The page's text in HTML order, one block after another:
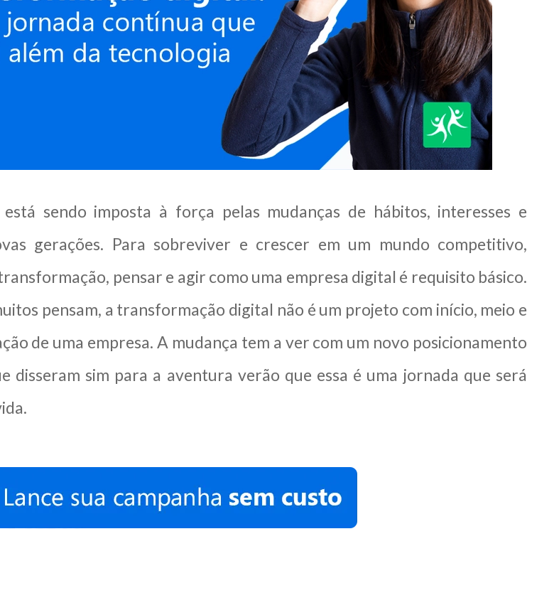
sendo imposta à força pelas mudanças de hábitos, interesses e
gerações. Para sobreviver e crescer em um mundo competitivo,
pensar e agir como uma empresa digital é requisito básico.
pensam, a transformação digital não é um projeto com início, meio e
de uma empresa. A mudança tem a ver com um novo posicionamento
disseram sim para a aventura verão que essa é uma jornada que será